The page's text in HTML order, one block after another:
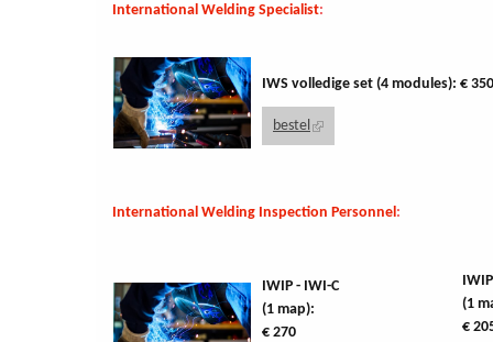
International Welding Specialist:
IWS volledige set (4 modules): € 350
bestel(link is external)
International Welding Inspection Personnel:
IWIP - IWI-C
(1 map):
€ 270
(1
€